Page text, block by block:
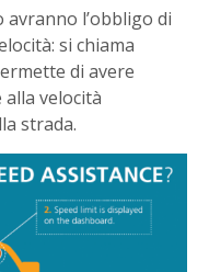
l’obbligo di
si chiama
di avere
velocità
strada.